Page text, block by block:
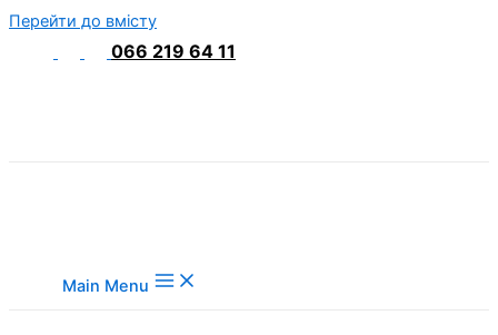
Перейти до вмісту
066 219 64 11
Main Menu